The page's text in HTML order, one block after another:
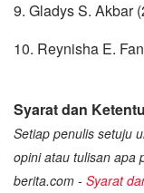
9. Gladys S. Akbar
10. Reynisha E.
Syarat dan
Setiap penulis setuju
opini atau tulisan apa
berita.com - Syarat